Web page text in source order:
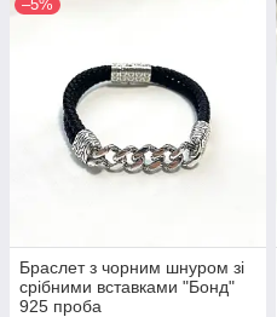
–5%
Браслет з чорним шнуром зі
срібними вставками "Бонд"
925 проба